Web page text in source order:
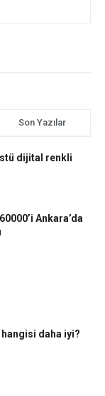
Son Yazılar
dijital renkli
Ankara’da
daha iyi?